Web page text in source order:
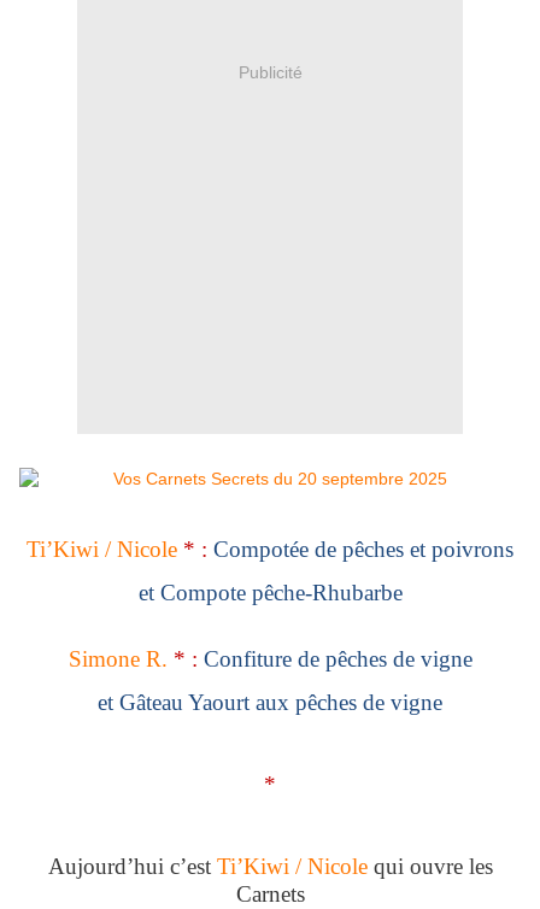
Publicité
Ti’Kiwi / Nicole * : Compotée de pêches et poivrons
et Compote pêche-Rhubarbe
Simone R. * : Confiture de pêches de vigne
et Gâteau Yaourt aux pêches de vigne
*
Aujourd’hui c’est Ti’Kiwi / Nicolequi ouvre les
Carnets